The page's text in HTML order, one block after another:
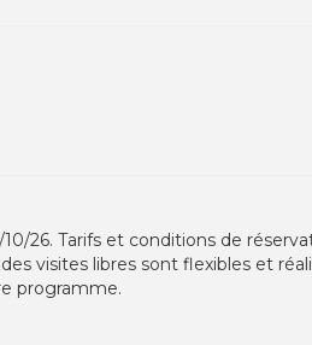
10/26. Tarifs et conditions de
visites libres sont flexibles et
programme.